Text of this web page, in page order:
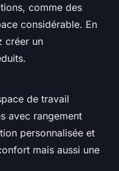
comme des
considérable. En
créer un
de travail
avec rangement
personnalisée et
mais aussi une